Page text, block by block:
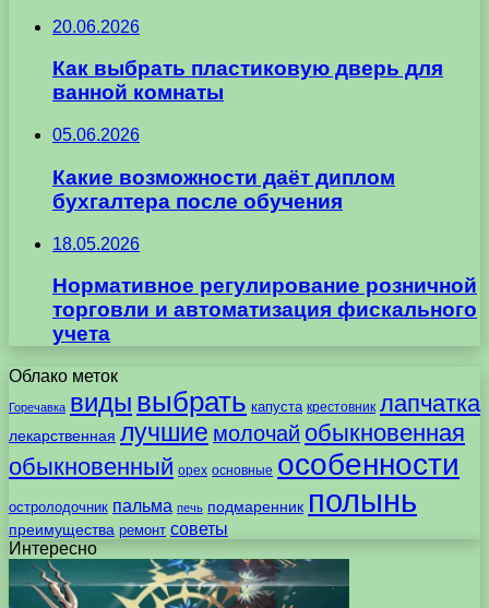
20.06.2026
Как выбрать пластиковую дверь для
ванной комнаты
05.06.2026
Какие возможности даёт диплом
бухгалтера после обучения
18.05.2026
Нормативное регулирование розничной
торговли и автоматизация фискального
учета
Облако меток
Горечавка виды выбрать капуста крестовник лапчатка
лекарственная лучшие молочай обыкновенная
обыкновенный орех основные особенности
остролодочник пальма печь подмаренник полынь
преимущества ремонт советы
Интересно